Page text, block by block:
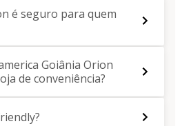
é seguro para quem
Goiânia Orion
de conveniência?